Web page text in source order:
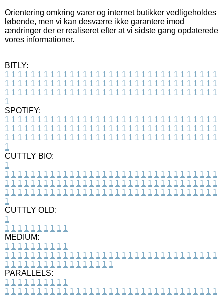
Orientering omkring varer og internet butikker vedligeholdes
løbende, men vi kan desværre ikke garantere imod
ændringer der er realiseret efter at vi sidste gang opdaterede
vores informationer.
BITLY:
1 1 1 1 1 1 1 1 1 1 1 1 1 1 1 1 1 1 1 1 1 1 1 1 1 1 1 1 1 1 1 1 1
1 1 1 1 1 1 1 1 1 1 1 1 1 1 1 1 1 1 1 1 1 1 1 1 1 1 1 1 1 1 1 1 1
1 1 1 1 1 1 1 1 1 1 1 1 1 1 1 1 1 1 1 1 1 1 1 1 1 1 1 1 1 1 1 1 1
1
SPOTIFY:
1 1 1 1 1 1 1 1 1 1 1 1 1 1 1 1 1 1 1 1 1 1 1 1 1 1 1 1 1 1 1 1 1
1 1 1 1 1 1 1 1 1 1 1 1 1 1 1 1 1 1 1 1 1 1 1 1 1 1 1 1 1 1 1 1 1
1 1 1 1 1 1 1 1 1 1 1 1 1 1 1 1 1 1 1 1 1 1 1 1 1 1 1 1 1 1 1 1 1
1
CUTTLY BIO:
1
1 1 1 1 1 1 1 1 1 1 1 1 1 1 1 1 1 1 1 1 1 1 1 1 1 1 1 1 1 1 1 1 1
1 1 1 1 1 1 1 1 1 1 1 1 1 1 1 1 1 1 1 1 1 1 1 1 1 1 1 1 1 1 1 1 1
1 1 1 1 1 1 1 1 1 1 1 1 1 1 1 1 1 1 1 1 1 1 1 1 1 1 1 1 1 1 1 1 1
1
CUTTLY OLD:
1
1 1 1 1 1 1 1 1 1 1
MEDIUM:
1 1 1 1 1 1 1 1 1 1
1 1 1 1 1 1 1 1 1 1 1 1 1 1 1 1 1 1 1 1 1 1 1 1 1 1 1 1 1 1 1 1 1
1 1 1 1 1 1 1 1 1 1 1 1 1 1 1 1 1
PARALLELS:
1 1 1 1 1 1 1 1 1 1
1 1 1 1 1 1 1 1 1 1 1 1 1 1 1 1 1 1 1 1 1 1 1 1 1 1 1 1 1 1 1 1 1